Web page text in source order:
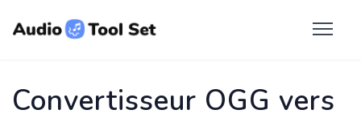
Convertisseur OGG vers